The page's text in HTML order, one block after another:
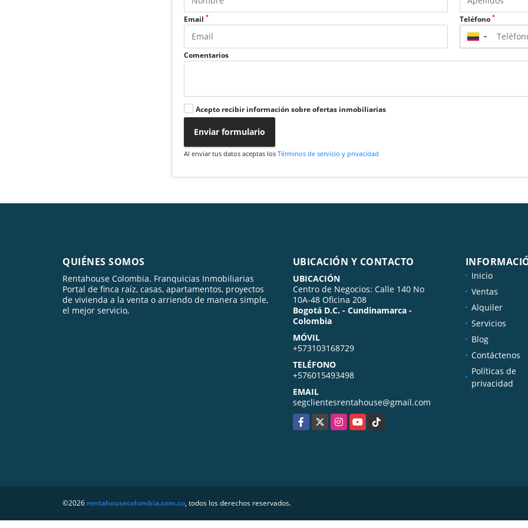
Email* Teléfono *
▼
Comentarios
Acepto recibir información sobre ofertas inmobiliarias
Enviar formulario
Al enviar tus datos aceptas losTérminos de servicio y privacidad
QUIÉNES SOMOS
Rentahouse Colombia. Franquicias Inmobiliarias
Portal de finca raíz, casas, apartamentos, proyectos
de vivienda a la venta o arriendo de manera simple,
el mejor servicio,
UBICACIÓN Y CONTACTO
UBICACIÓN
Centro de Negocios: Calle 140 No
10A-48 Oficina 208
Bogotá D.C. - Cundinamarca -
Colombia
MÓVIL
+573103168729
TELÉFONO
+576015493498
EMAIL
segclientesrentahouse@gmail.com
Facebook
X InstagramYouTubeTikTok
Inicio
Ventas
Alquiler
Servicios
Blog
Contáctenos
Políticas de
privacidad
©2026 rentahousecolombia.com.co, todos los derechos reservados.